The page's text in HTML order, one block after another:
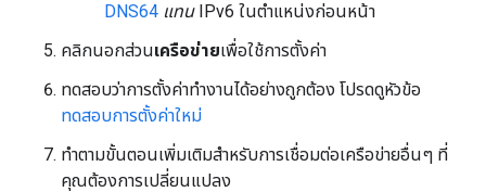
DNS64 แทนIPv6 ในตำแหน่งก่อนหน้า
คลิกนอกส่วนเครือข่ายเพื่อใช้การตั้งค่า
ทดสอบว่าการตั้งค่าทำงานได้อย่างถูกต้อง โปรดดูหัวข้อ
ทดสอบการตั้งค่าใหม่
ทำตามขั้นตอนเพิ่มเติมสำหรับการเชื่อมต่อเครือข่ายอื่นๆ ที่
คุณต้องการเปลี่ยนแปลง